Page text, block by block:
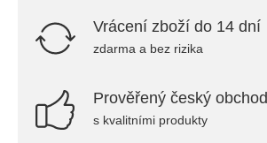
Vrácení zboží do 14 dní
zdarma a bez rizika
Prověřený český obchod
s kvalitními produkty